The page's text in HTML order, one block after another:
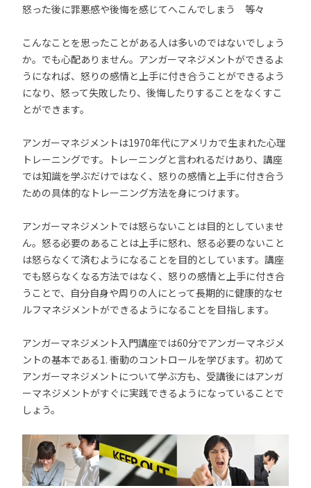
怒った後に罪悪感や後悔を感じてへこんでしまう 等々
こんなことを思ったことがある人は多いのではないでしょう
か。でも心配ありません。アンガーマネジメントができるよ
うになれば、怒りの感情と上手に付き合うことができるよう
になり、怒って失敗したり、後悔したりすることをなくすこ
とができます。
アンガーマネジメントは1970年代にアメリカで生まれた心理
トレーニングです。トレーニングと言われるだけあり、講座
では知識を学ぶだけではなく、怒りの感情と上手に付き合う
ための具体的なトレーニング方法を身につけます。
アンガーマネジメントでは怒らないことは目的としていませ
ん。怒る必要のあることは上手に怒れ、怒る必要のないこと
は怒らなくて済むようになることを目的としています。講座
でも怒らなくなる方法ではなく、怒りの感情と上手に付き合
うことで、自分自身や周りの人にとって長期的に健康的なセ
ルフマネジメントができるようになることを目指します。
アンガーマネジメント入門講座では60分でアンガーマネジメ
ントの基本である1. 衝動のコントロールを学びます。初めて
アンガーマネジメントについて学ぶ方も、受講後にはアンガ
ーマネジメントがすぐに実践できるようになっていることで
しょう。